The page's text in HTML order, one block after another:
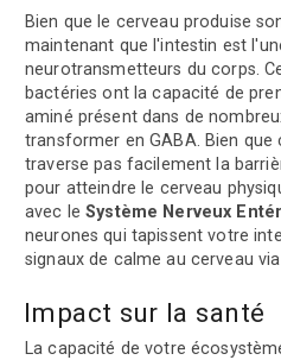
Bien que le cerveau produise
maintenant que l'intestin est
neurotransmetteurs du corps.
bactéries ont la capacité de
aminé présent dans de
transformer en GABA. Bien que
traverse pas facilement la
pour atteindre le cerveau
avec leSystème Nerveux
neurones qui tapissent votre
signaux de calme au cerveau
Impact sur la santé
La capacité de votre